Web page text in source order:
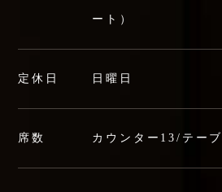
ート）
定休日 日曜日
席数 カウンター13/テー